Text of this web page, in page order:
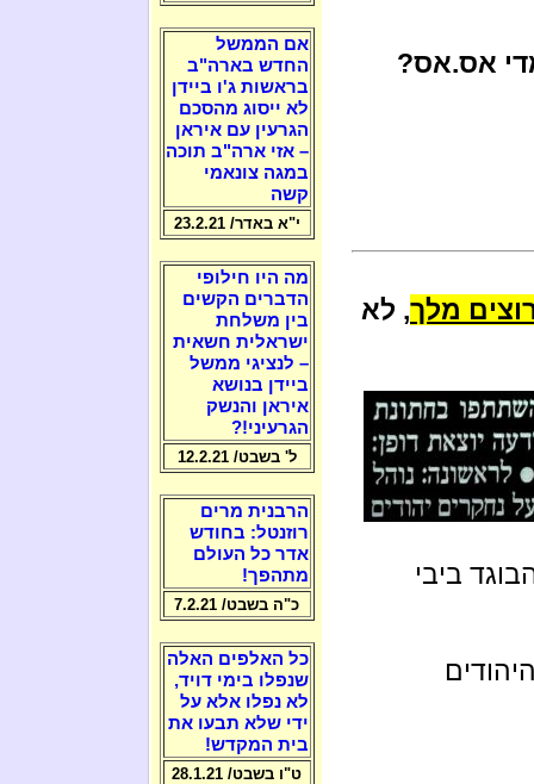
אס.אס?
מלך, לא
ביבי
אם הממשל
החדש בארה"ב
בראשות ג'ו ביידן
לא ייסוג מהסכם
הגרעין עם איראן
– אזי ארה"ב תוכה
במגה צונאמי
קשה
י"א באדר/ 23.2.21
מה היו חילופי
הדברים הקשים
בין משלחת
ישראלית חשאית
– לנציגי ממשל
ביידן בנושא
איראן והנשק
הגרעיני!?
ל' בשבט/ 12.2.21
הרבנית מרים
רוזנטל: בחודש
אדר כל העולם
מתהפך!
כ"ה בשבט/ 7.2.21
כל האלפים האלה
שנפלו בימי דויד,
לא נפלו אלא על
ידי שלא תבעו את
בית המקדש!
ט"ו בשבט/ 28.1.21